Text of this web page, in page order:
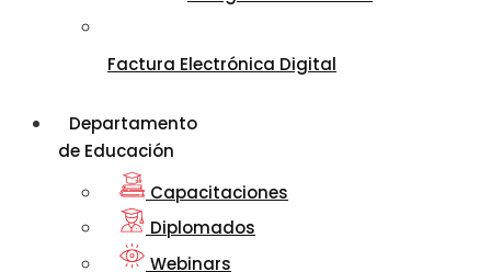
Factura Electrónica Digital
Departamento
de Educación
Capacitaciones
Diplomados
Webinars